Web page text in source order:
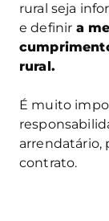
rural seja
e definir a
rural.
É muito
arrendatário,
contrato.